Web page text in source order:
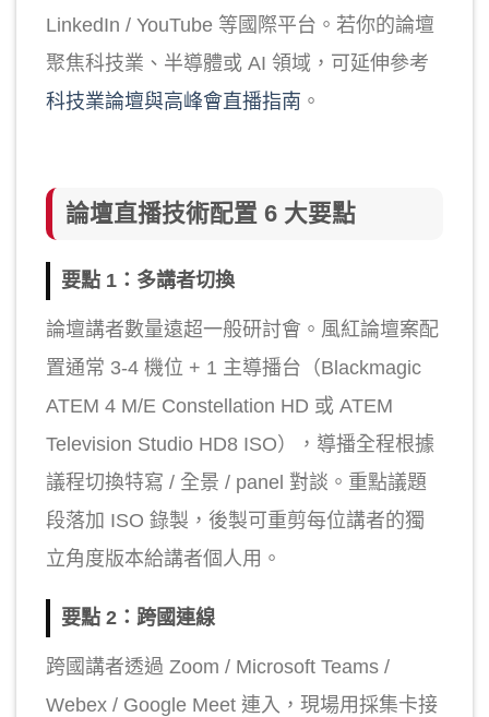
LinkedIn / YouTube 等國際平台。若你的論壇
聚焦科技業、半導體或 AI 領域，可延伸參考
科技業論壇與高峰會直播指南 。
論壇直播技術配置 6 大要點
要點 1：多講者切換
論壇講者數量遠超一般研討會。風紅論壇案配
置通常 3-4 機位 + 1 主導播台（Blackmagic
ATEM 4 M/E Constellation HD 或 ATEM
Television Studio HD8 ISO），導播全程根據
議程切換特寫 / 全景 / panel 對談。重點議題
段落加 ISO 錄製，後製可重剪每位講者的獨
立角度版本給講者個人用。
要點 2：跨國連線
跨國講者透過 Zoom / Microsoft Teams /
Webex / Google Meet 連入，現場用採集卡接